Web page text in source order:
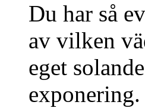
Du har så
av vilken
eget
exponering.